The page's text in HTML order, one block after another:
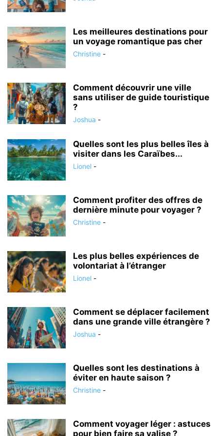
Les meilleures destinations pour
un voyage romantique pas cher
Christine -
Comment découvrir une ville
sans utiliser de guide touristique
?
Joshua -
Quelles sont les plus belles îles à
visiter dans les Caraïbes...
Lionel -
Comment profiter des offres de
dernière minute pour voyager ?
Christine -
Les plus belles expériences de
volontariat à l’étranger
Lionel -
Comment se déplacer facilement
dans une grande ville étrangère ?
Joshua -
Quelles sont les destinations à
éviter en haute saison ?
Christine -
Comment voyager léger : astuces
pour bien faire sa valise ?